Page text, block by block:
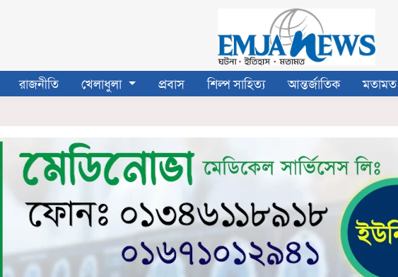
রাজনীতি খেলাধুলা প্রবাস শিল্প সাহিত্য আন্তর্জাতিক মতামত